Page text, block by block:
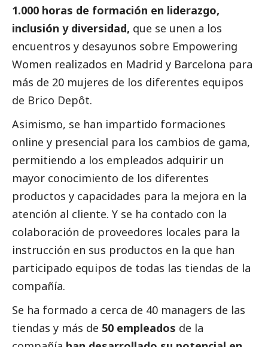
1.000 horas de formación en liderazgo,
inclusión y diversidad, que se unen a los
encuentros y desayunos sobre Empowering
Women realizados en Madrid y Barcelona para
más de 20 mujeres de los diferentes equipos
de Brico Depôt.
Asimismo, se han impartido formaciones
online y presencial para los cambios de gama,
permitiendo a los empleados adquirir un
mayor conocimiento de los diferentes
productos y capacidades para la mejora en la
atención al cliente. Y se ha contado con la
colaboración de proveedores locales para la
instrucción en sus productos en la que han
participado equipos de todas las tiendas de la
compañía.
Se ha formado a cerca de 40 managers de las
tiendas y más de 50 empleados de la